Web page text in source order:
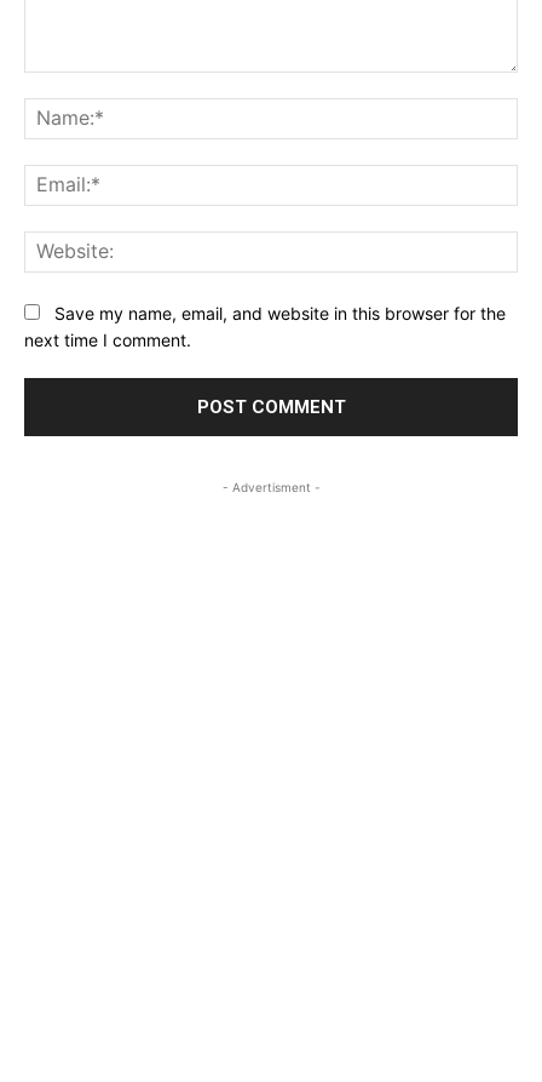
Save my name, email, and website in this browser for the
next time I comment.
- Advertisment -